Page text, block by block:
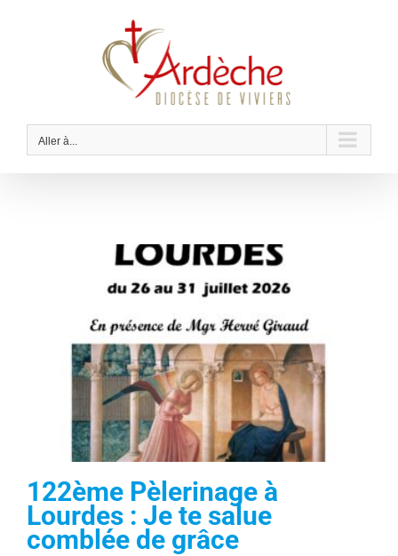
Aller à...
122ème Pèlerinage à
Lourdes : Je te salue
comblée de grâce